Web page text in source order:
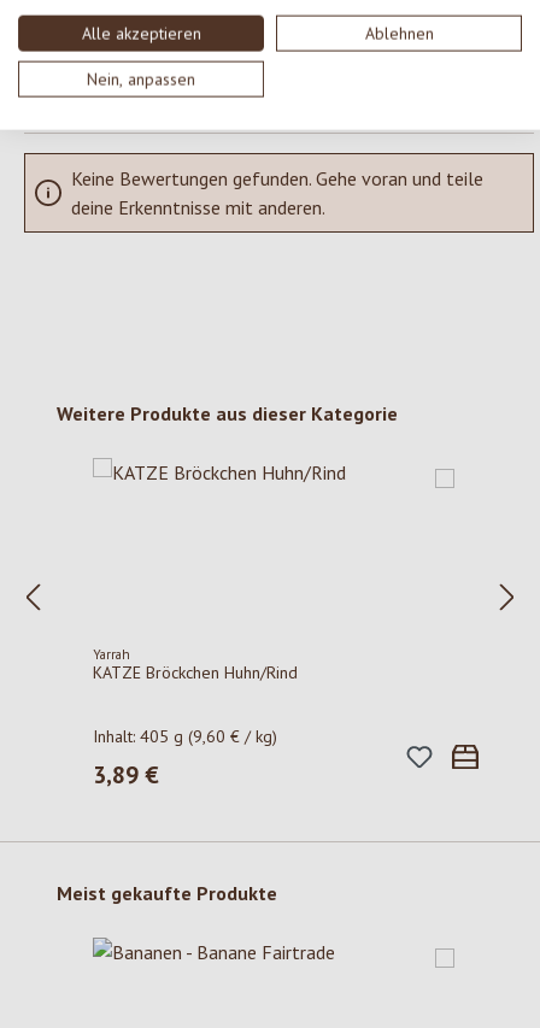
Alle akzeptieren Ablehnen
Nein, anpassen
SCHREIBE EINE BEWERTUNG
Bewertungen nur in der aktuellen Sprache anzeigen.
Keine Bewertungen gefunden. Gehe voran und teile
deine Erkenntnisse mit anderen.
Produktgalerie überspringen
Weitere Produkte aus dieser Kategorie
Yarrah
KATZE Bröckchen Huhn/Rind
Inhalt:405 g(9,60 € / kg)
Regulärer Preis:
3,89 €
Produktgalerie überspringen
Meist gekaufte Produkte